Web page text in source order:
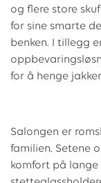
og flere store
for sine smarte
benken. I tillegg
for å henge
Salongen er
familien. Setene
komfort på lange